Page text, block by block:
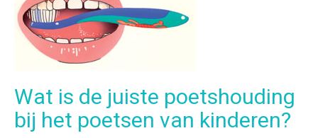
Wat is de juiste poetshouding
bij het poetsen van kinderen?